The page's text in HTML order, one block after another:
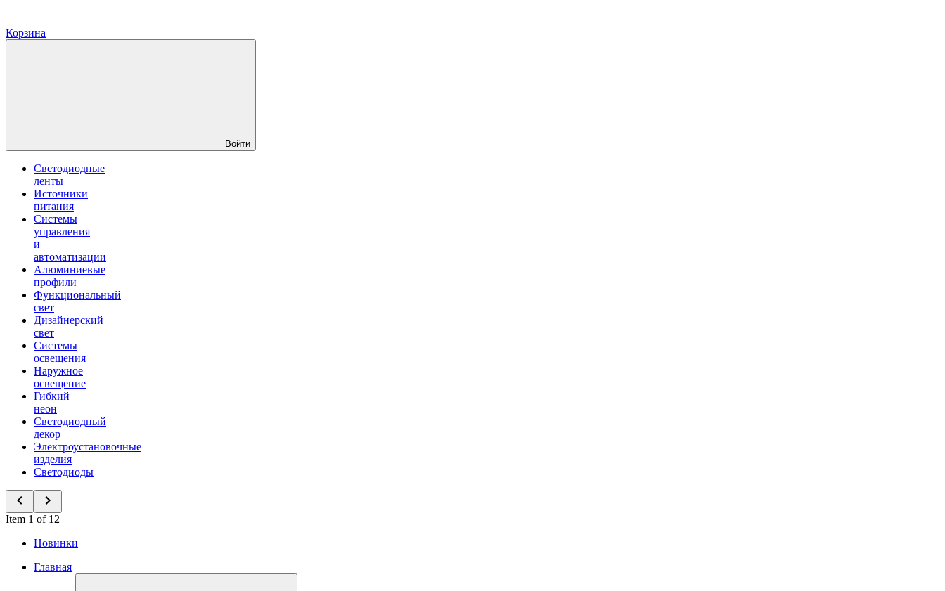
Корзина
Войти
Светодиодные
ленты
Источники
питания
Системы
управления
и
автоматизации
Алюминиевые
профили
Функциональный
свет
Дизайнерский
свет
Системы
освещения
Наружное
освещение
Гибкий
неон
Светодиодный
декор
Электроустановочные
изделия
Светодиоды
Item 1 of 12
Новинки
Главная